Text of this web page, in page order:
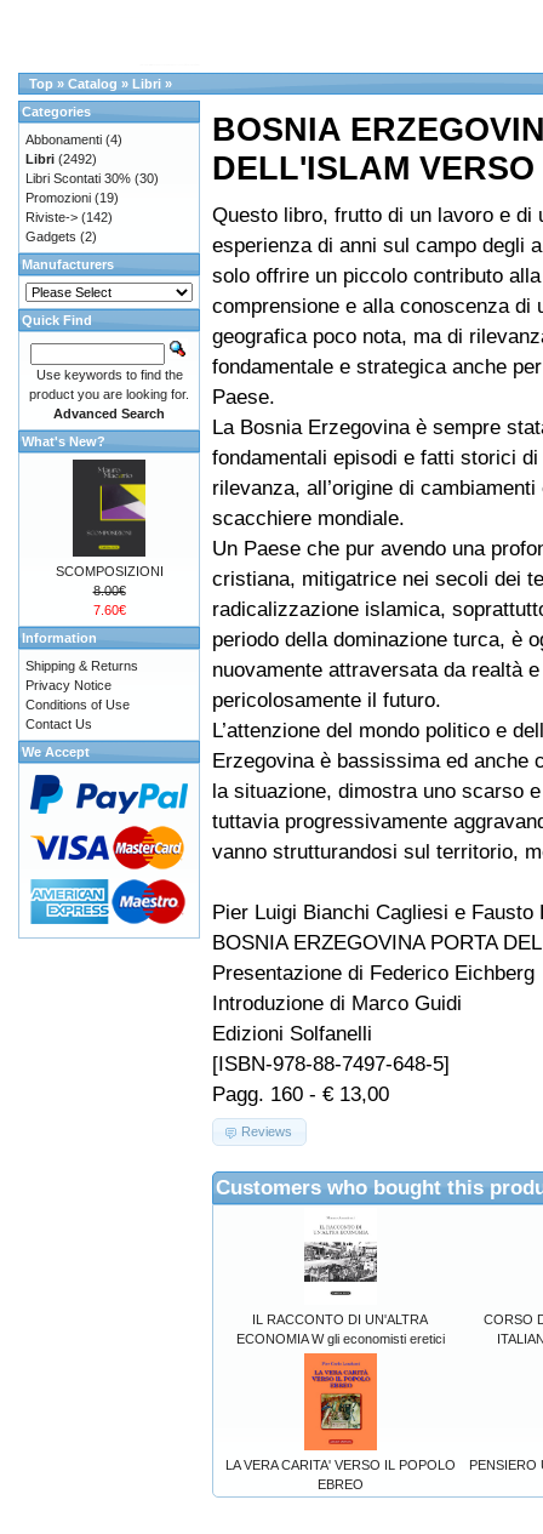
Top » Catalog » Libri »
BOSNIA
DELL'ISLAM
Questo libro, frutto di un lavoro e di
esperienza di anni sul campo degli
solo offrire un piccolo contributo alla
comprensione e alla conoscenza di
geografica poco nota, ma di
fondamentale e strategica anche
Paese.
La Bosnia Erzegovina è sempre
fondamentali episodi e fatti storici di
rilevanza, all’origine di
scacchiere mondiale.
Un Paese che pur avendo una
cristiana, mitigatrice nei secoli dei
radicalizzazione islamica,
periodo della dominazione turca, è
nuovamente attraversata da realtà
pericolosamente il futuro.
L’attenzione del mondo politico e
Erzegovina è bassissima ed anche
la situazione, dimostra uno scarso
tuttavia progressivamente
vanno strutturandosi sul territorio,
Pier Luigi Bianchi Cagliesi e Fausto
BOSNIA ERZEGOVINA PORTA
Presentazione di Federico Eichberg
Introduzione di Marco Guidi
Edizioni Solfanelli
[ISBN-978-88-7497-648-5]
Pagg. 160 - € 13,00
Reviews
Customers who bought this
IL RACCONTO DI UN'ALTRA
ECONOMIA W gli economisti eretici
CORSO
LA VERA CARITA' VERSO IL POPOLO
EBREO
PENSIERO
Categories
Abbonamenti (4)
Libri (2492)
Libri Scontati 30% (30)
Promozioni (19)
Riviste-> (142)
Gadgets (2)
Manufacturers
Quick Find
Use keywords to find the
product you are looking for.
Advanced Search
What's New?
SCOMPOSIZIONI
8.00€
7.60€
Information
Shipping & Returns
Privacy Notice
Conditions of Use
Contact Us
We Accept